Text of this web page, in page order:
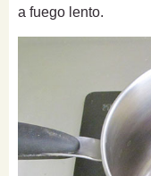
a fuego lento.